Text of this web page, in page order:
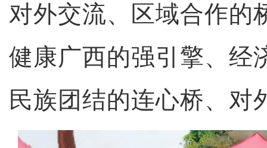
对外交流、区域合作的
健康广西的强引擎、经
民族团结的连心桥、对